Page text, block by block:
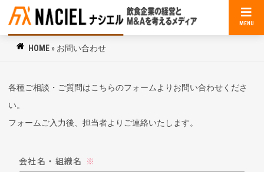
MENU
HOME » お問い合わせ
各種ご相談・ご質問はこちらのフォームよりお問い合わせくださ
い。
フォームご入力後、担当者よりご連絡いたします。